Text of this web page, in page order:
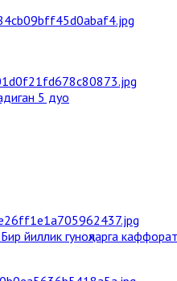
5 дуо
йиллик гуноҳларга